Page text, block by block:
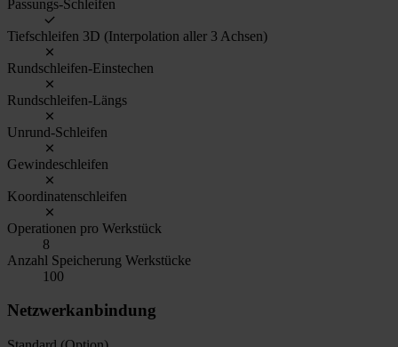
Passungs-Schleifen
Tiefschleifen 3D (Interpolation aller 3 Achsen)
Rundschleifen-Einstechen
Rundschleifen-Längs
Unrund-Schleifen
Gewindeschleifen
Koordinatenschleifen
Operationen pro Werkstück
8
Anzahl Speicherung Werkstücke
100
Netzwerkanbindung